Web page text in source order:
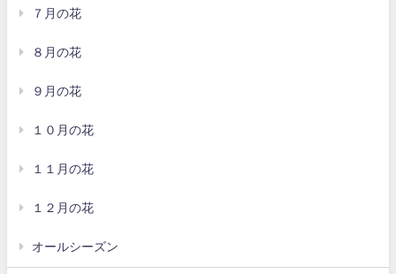
７月の花
８月の花
９月の花
１０月の花
１１月の花
１２月の花
オールシーズン